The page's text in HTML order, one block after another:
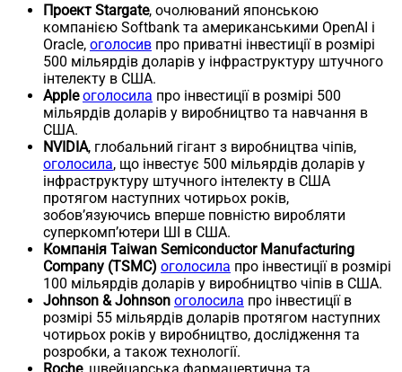
Проект Stargate, очолюваний японською
компанією Softbank та американськими OpenAI і
Oracle, оголосив про приватні інвестиції в розмірі
500 мільярдів доларів у інфраструктуру штучного
інтелекту в США.
Apple оголосила про інвестиції в розмірі 500
мільярдів доларів у виробництво та навчання в
США.
NVIDIA, глобальний гігант з виробництва чіпів,
оголосила, що інвестує 500 мільярдів доларів у
інфраструктуру штучного інтелекту в США
протягом наступних чотирьох років,
зобов’язуючись вперше повністю виробляти
суперкомп’ютери ШІ в США.
Компанія Taiwan Semiconductor Manufacturing
Company (TSMC) оголосила про інвестиції в розмірі
100 мільярдів доларів у виробництво чіпів в США.
Johnson & Johnson оголосила про інвестиції в
розмірі 55 мільярдів доларів протягом наступних
чотирьох років у виробництво, дослідження та
розробки, а також технології.